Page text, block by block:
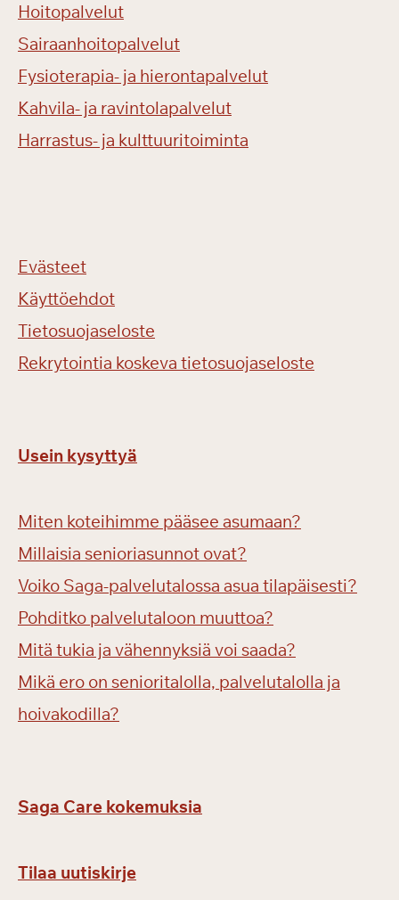
Hoitopalvelut
Sairaanhoitopalvelut
Fysioterapia- ja hierontapalvelut
Kahvila- ja ravintolapalvelut
Harrastus- ja kulttuuritoiminta
Evästeet
Käyttöehdot
Tietosuojaseloste
Rekrytointia koskeva tietosuojaseloste
Usein kysyttyä
Miten koteihimme pääsee asumaan?
Millaisia senioriasunnot ovat?
Voiko Saga-palvelutalossa asua tilapäisesti?
Pohditko palvelutaloon muuttoa?
Mitä tukia ja vähennyksiä voi saada?
Mikä ero on senioritalolla, palvelutalolla ja
hoivakodilla?
Saga Care kokemuksia
Tilaa uutiskirje